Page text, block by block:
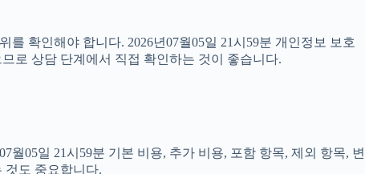
확인해야 합니다. 2026년07월05일 21시59분 개인정보 보호
로 상담 단계에서 직접 확인하는 것이 좋습니다.
05일 21시59분 기본 비용, 추가 비용, 포함 항목, 제외 항목, 변
것도 중요합니다.